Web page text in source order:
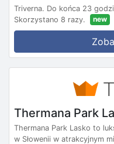
Triverna. Do końca 23
Skorzystano 8 razy.
new
Thermana Park
Thermana Park Lasko to
w Słowenii w atrakcyjnym